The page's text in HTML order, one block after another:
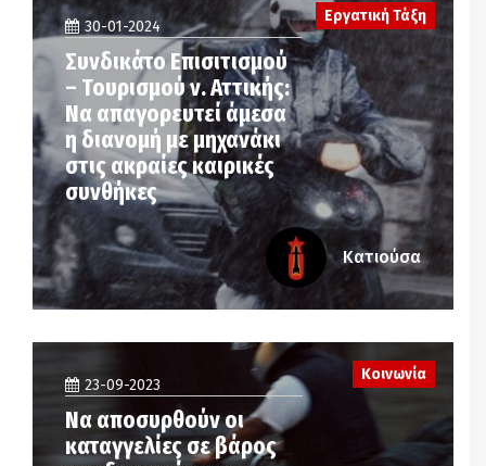
30-01-2024
Συνδικάτο Επισιτισμού
– Τουρισμού ν. Αττικής:
Να απαγορευτεί άμεσα
η διανομή με μηχανάκι
στις ακραίες καιρικές
συνθήκες
Εργατική Τάξη
Κατιούσα
23-09-2023
Να αποσυρθούν οι
καταγγελίες σε βάρος
Κοινωνία